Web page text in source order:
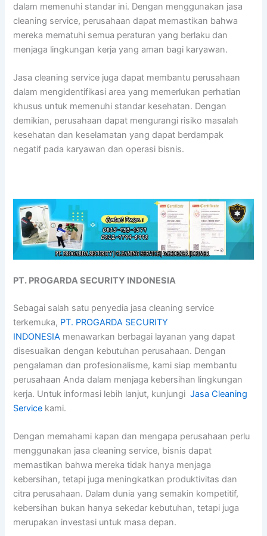
dalam memenuhi standar ini. Dengan menggunakan jasa
cleaning service, perusahaan dapat memastikan bahwa
mereka mematuhi semua peraturan yang berlaku dan
menjaga lingkungan kerja yang aman bagi karyawan.
Jasa cleaning service juga dapat membantu perusahaan
dalam mengidentifikasi area yang memerlukan perhatian
khusus untuk memenuhi standar kesehatan. Dengan
demikian, perusahaan dapat mengurangi risiko masalah
kesehatan dan keselamatan yang dapat berdampak
negatif pada karyawan dan operasi bisnis.
PT. PROGARDA SECURITY INDONESIA
Sebagai salah satu penyedia jasa cleaning service
terkemuka, PT. PROGARDA SECURITY
INDONESIA menawarkan berbagai layanan yang dapat
disesuaikan dengan kebutuhan perusahaan. Dengan
pengalaman dan profesionalisme, kami siap membantu
perusahaan Anda dalam menjaga kebersihan lingkungan
kerja. Untuk informasi lebih lanjut, kunjungiJasa Cleaning
Service kami.
Dengan memahami kapan dan mengapa perusahaan perlu
menggunakan jasa cleaning service, bisnis dapat
memastikan bahwa mereka tidak hanya menjaga
kebersihan, tetapi juga meningkatkan produktivitas dan
citra perusahaan. Dalam dunia yang semakin kompetitif,
kebersihan bukan hanya sekedar kebutuhan, tetapi juga
merupakan investasi untuk masa depan.